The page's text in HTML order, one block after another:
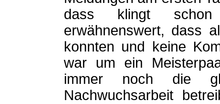
dass klingt schon
erwähnenswert, dass
konnten und keine
war um ein
immer noch die
Nachwuchsarbeit